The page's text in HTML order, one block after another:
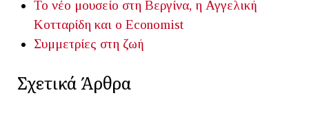
Το νέο μουσείο στη Βεργίνα, η Αγγελική
Κοτταρίδη και ο Economist
Συμμετρίες στη ζωή
Σχετικά Άρθρα